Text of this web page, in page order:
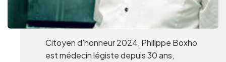
EN NL DE
Citoyen d’honneur 2024, Philippe Boxho
est médecin légiste depuis 30 ans,